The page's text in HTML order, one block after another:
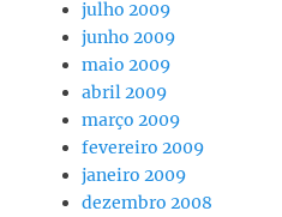
julho 2009
junho 2009
maio 2009
abril 2009
março 2009
fevereiro 2009
janeiro 2009
dezembro 2008